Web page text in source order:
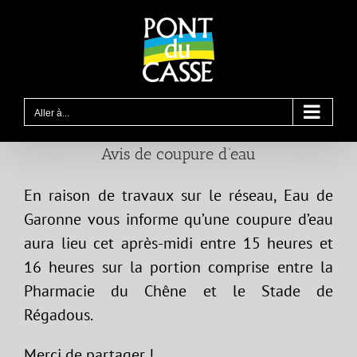
Aller à...
Avis de coupure d’eau
En raison de travaux sur le réseau, Eau de
Garonne vous informe qu’une coupure d’eau
aura lieu cet après-midi entre 15 heures et
16 heures sur la portion comprise entre la
Pharmacie du Chêne et le Stade de
Régadous.